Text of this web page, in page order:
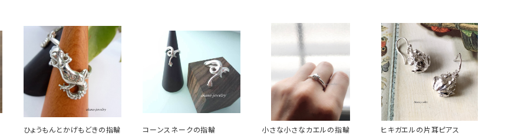
ひょうもんとかげもどきの指輪 コーンスネークの指輪 小さな小さなカエルの指輪 ヒキガエルの片耳ピアス